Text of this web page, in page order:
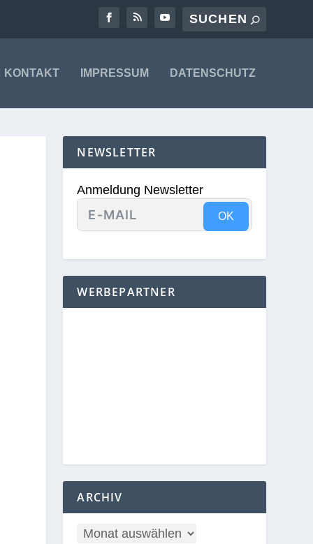
KONTAKT IMPRESSUM DATENSCHUTZ
NEWSLETTER
Anmeldung Newsletter
OK
WERBEPARTNER
ARCHIV